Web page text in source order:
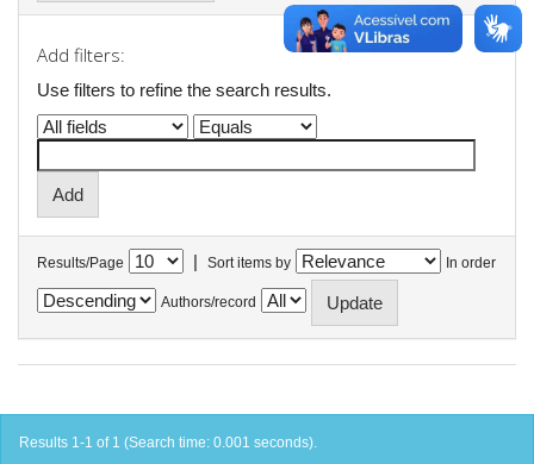
Add filters:
Use filters to refine the search results.
Results/Page | Sort items by In order
Authors/record
Results 1-1 of 1 (Search time: 0.001 seconds).